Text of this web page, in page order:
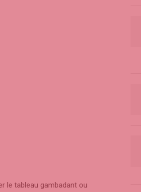
le tableau gambadant ou